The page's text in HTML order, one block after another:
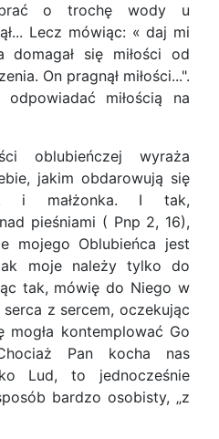
o trochę wody u
Lecz mówiąc: « daj mi
się miłości od
On pragnął miłości...".
odpowiadać miłością na
oblubieńczej wyraża
jakim obdarowują się
i małżonka. I tak,
pieśniami ( Pnp 2, 16),
mojego Oblubieńca jest
moje należy tylko do
tak, mówię do Niego w
z sercem, oczekując
kontemplować Go
Pan kocha nas
Lud, to jednocześnie
bardzo osobisty, „z